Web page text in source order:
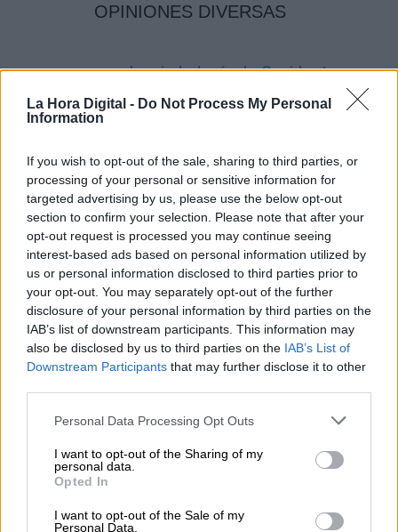
La Hora Digital - Do Not Process My Personal
Information
If you wish to opt-out of the sale, sharing to third parties, or
processing of your personal or sensitive information for
targeted advertising by us, please use the below opt-out
section to confirm your selection. Please note that after your
opt-out request is processed you may continue seeing
interest-based ads based on personal information utilized by
us or personal information disclosed to third parties prior to
your opt-out. You may separately opt-out of the further
disclosure of your personal information by third parties on the
IAB’s list of downstream participants. This information may
also be disclosed by us to third parties on the IAB’s List of
Downstream Participants that may further disclose it to other
Personal Data Processing Opt Outs
I want to opt-out of the Sharing of my
personal data.
Opted In
I want to opt-out of the Sale of my
Personal Data.
OPINIONES DIVERSAS
¿La ciudadanía de Occidente
una tercera guerra mundial?
Suelta y confía
Por María Comesaña
Votantes y votados
Por Juan Manuel Beltrán
El Conflicto de Oriente Medio:
Un Nuevo Orden Autoritario
en Construcción
Geopolítica de Crisis
Reconquista leonesa